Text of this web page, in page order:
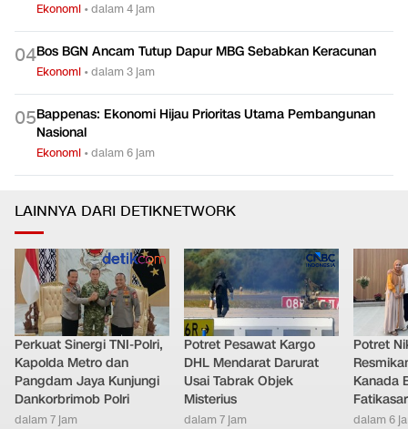
Ekonomi •dalam 4 jam
04Bos BGN Ancam Tutup Dapur MBG Sebabkan Keracunan
Ekonomi •dalam 3 jam
05Bappenas: Ekonomi Hijau Prioritas Utama Pembangunan
Nasional
Ekonomi •dalam 6 jam
LAINNYA DARI DETIKNETWORK
Perkuat Sinergi TNI-Polri,
Kapolda Metro dan
Pangdam Jaya Kunjungi
Dankorbrimob Polri
dalam 7 jam
Potret Pesawat Kargo
DHL Mendarat Darurat
Usai Tabrak Objek
Misterius
dalam 7 jam
Potret
Kanada
dalam 6